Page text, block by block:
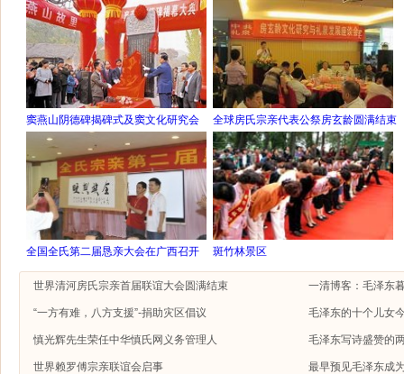
窦燕山阴德碑揭碑式及窦文化研究会 全球房氏宗亲代表公祭房玄龄圆满结束
全国全氏第二届恳亲大会在广西召开 斑竹林景区
世界清河房氏宗亲首届联谊大会圆满结束 一清博客：毛泽东
“一方有难，八方支援”-捐助灾区倡议 毛泽东的十个儿女
慎光辉先生荣任中华慎氏网义务管理人 毛泽东写诗盛赞的
世界赖罗傅宗亲联谊会启事 最早预见毛泽东成